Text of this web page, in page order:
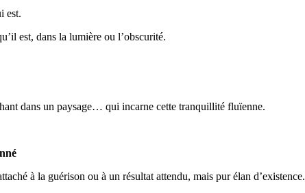
est.
est, dans la lumière ou l’obscurité.
dans un paysage… qui incarne cette tranquillité fluïenne.
à la guérison ou à un résultat attendu, mais pur élan d’existence.